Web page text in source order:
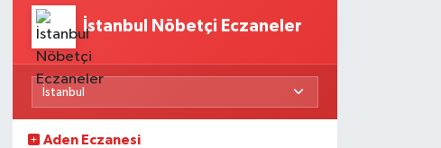
İstanbul Nöbetçi Eczaneler
Aden Eczanesi